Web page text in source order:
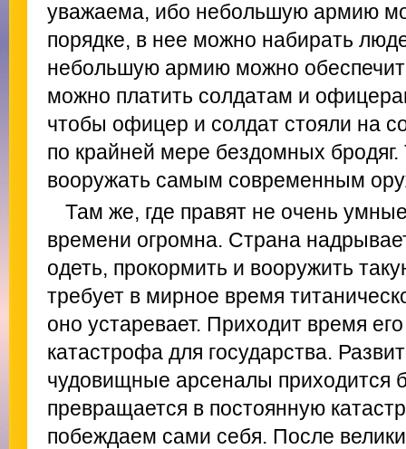
уважаема, ибо небольшую армию
порядке, в нее можно набирать
небольшую армию можно
можно платить солдатам и
чтобы офицер и солдат стояли на
по крайней мере бездомных
вооружать самым современным
Там же, где правят не очень
времени огромна. Страна
одеть, прокормить и вооружить
требует в мирное время
оно устаревает. Приходит время
катастрофа для государства.
чудовищные арсеналы приходится
превращается в постоянную
побеждаем сами себя. После